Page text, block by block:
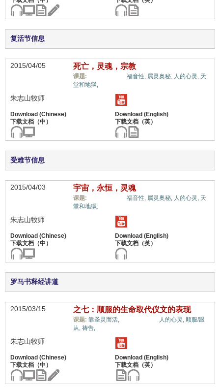
复活节信息
2015/04/05 死亡，灵魂，宗教
课题: 福音性, 属灵奥秘, 人的心灵, 天
堂和地狱,
朱志山牧师
受难节信息
2015/04/03 宇宙，永恒，灵魂
课题: 福音性, 属灵奥秘, 人的心灵, 天
堂和地狱,
朱志山牧师
罗马书释经讲道
2015/03/15 之七：顺服的生命取代仪文的表现
课题: 靠圣灵而活, 人的心灵, 顺服/跟
从, 祷告,
朱志山牧师